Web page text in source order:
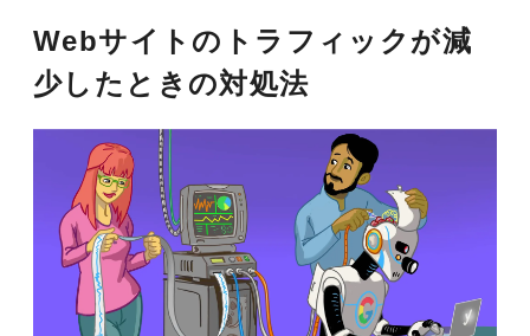
Webサイトのトラフィックが減
少したときの対処法